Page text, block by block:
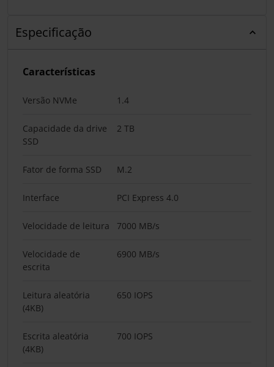
Especificação
Características
Versão NVMe 1.4
Capacidade da drive
SSD
2 TB
Fator de forma SSD M.2
Interface PCI Express 4.0
Velocidade de leitura 7000 MB/s
Velocidade de
escrita
6900 MB/s
Leitura aleatória
(4KB)
650 IOPS
Escrita aleatória
(4KB)
700 IOPS